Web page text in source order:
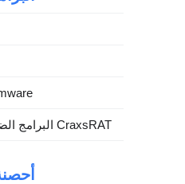
البرامج الضارة للأجهزة المحمولة CraxsRAT